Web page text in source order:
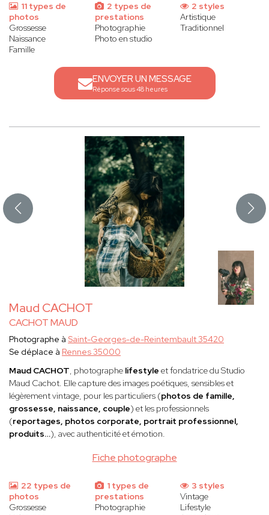
11 types de
photos
Grossesse
Naissance
Famille
2 types de
prestations
Photographie
Photo en studio
2 styles
Artistique
Traditionnel
ENVOYER UN MESSAGE
Réponse sous 48 heures
Maud CACHOT
CACHOT MAUD
Fiche photographe
Photographe à Saint-Georges-de-Reintembault 35420
Se déplace à Rennes 35000
Maud CACHOT, photographe lifestyle et fondatrice du Studio
Maud Cachot. Elle capture des images poétiques, sensibles et
légèrement vintage, pour les particuliers (photos de famille,
grossesse, naissance, couple) et les professionnels
(reportages, photos corporate, portrait professionnel,
produits…), avec authenticité et émotion.
22 types de
photos
Grossesse
1 types de
prestations
Photographie
3 styles
Vintage
Lifestyle